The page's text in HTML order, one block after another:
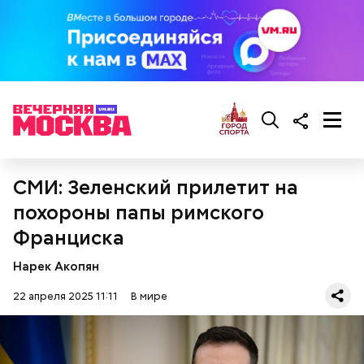
СМИ: Зеленский прилетит на
похороны папы римского
Франциска
Нарек Акопян
22 апреля 2025 11:11 В мире
Сара Носс (119 лет)
Фото: wikimedia.org
зрение. В последние годы жизни у нее появились
проблемы с сердцем.